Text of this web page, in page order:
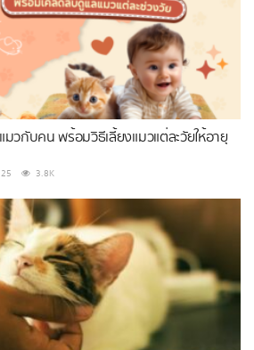
วกับคน พร้อมวิธีเลี้ยงแมวแต่ละวัยให้อายุ
3.8K